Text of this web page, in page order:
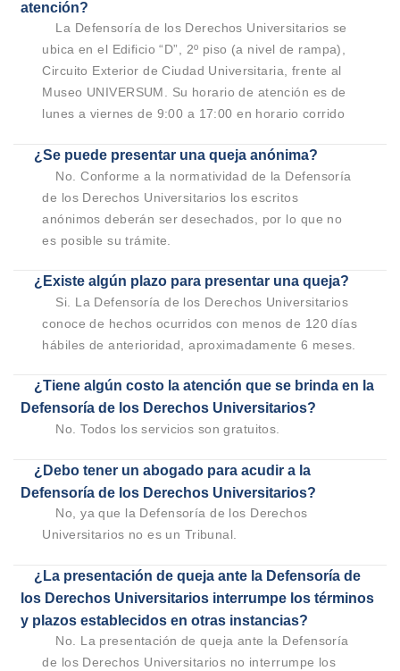
atención?
La Defensoría de los Derechos Universitarios se
ubica en el Edificio “D”, 2º piso (a nivel de rampa),
Circuito Exterior de Ciudad Universitaria, frente al
Museo UNIVERSUM. Su horario de atención es de
lunes a viernes de 9:00 a 17:00 en horario corrido
¿Se puede presentar una queja anónima?
No. Conforme a la normatividad de la Defensoría
de los Derechos Universitarios los escritos
anónimos deberán ser desechados, por lo que no
es posible su trámite.
¿Existe algún plazo para presentar una queja?
Si. La Defensoría de los Derechos Universitarios
conoce de hechos ocurridos con menos de 120 días
hábiles de anterioridad, aproximadamente 6 meses.
¿Tiene algún costo la atención que se brinda en la
Defensoría de los Derechos Universitarios?
No. Todos los servicios son gratuitos.
¿Debo tener un abogado para acudir a la
Defensoría de los Derechos Universitarios?
No, ya que la Defensoría de los Derechos
Universitarios no es un Tribunal.
¿La presentación de queja ante la Defensoría de
los Derechos Universitarios interrumpe los términos
y plazos establecidos en otras instancias?
No. La presentación de queja ante la Defensoría
de los Derechos Universitarios no interrumpe los